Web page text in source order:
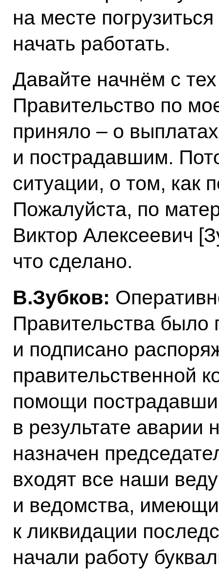
на месте
начать работать.
Давайте начнём с
Правительство по
приняло – о
и пострадавшим.
ситуации, о том, как
Пожалуйста, по
Виктор Алексеевич
что сделано.
В.Зубков:
Правительства было
и подписано
правительственной
помощи
в результате
назначен
входят все наши
и ведомства,
к ликвидации
начали работу